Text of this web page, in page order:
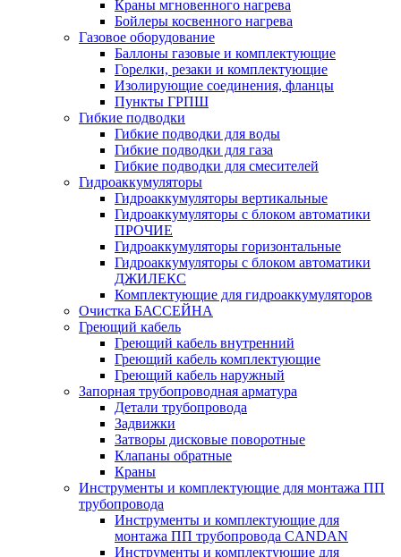
Краны мгновенного нагрева
Бойлеры косвенного нагрева
Газовое оборудование
Баллоны газовые и комплектующие
Горелки, резаки и комплектующие
Изолирующие соединения, фланцы
Пункты ГРПШ
Гибкие подводки
Гибкие подводки для воды
Гибкие подводки для газа
Гибкие подводки для смесителей
Гидроаккумуляторы
Гидроаккумуляторы вертикальные
Гидроаккумуляторы с блоком автоматики
ПРОЧИЕ
Гидроаккумуляторы горизонтальные
Гидроаккумуляторы с блоком автоматики
ДЖИЛЕКС
Комплектующие для гидроаккумуляторов
Очистка БАССЕЙНА
Греющий кабель
Греющий кабель внутренний
Греющий кабель комплектующие
Греющий кабель наружный
Запорная трубопроводная арматура
Детали трубопровода
Задвижки
Затворы дисковые поворотные
Клапаны обратные
Краны
Инструменты и комплектующие для монтажа ПП
трубопровода
Инструменты и комплектующие для
монтажа ПП трубопровода CANDAN
Инструменты и комплектующие для